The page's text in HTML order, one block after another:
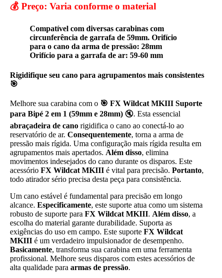
💰 Preço: Varia conforme o material
Compatível com diversas carabinas com
circunferência de garrafa de 59mm. Orifício
para o cano da arma de pressão: 28mm
Orifício para a garrafa de ar: 59-60 mm
Rigidifique seu cano para agrupamentos mais consistentes
🎯
Melhore sua carabina com o 🎯 FX Wildcat MKIII Suporte
para Bipé 2 em 1 (59mm e 28mm) 🔇. Esta essencial
abraçadeira de cano rigidifica o cano ao conectá-lo ao
reservatório de ar. Consequentemente, torna a arma de
pressão mais rígida. Uma configuração mais rígida resulta em
agrupamentos mais apertados. Além disso, elimina
movimentos indesejados do cano durante os disparos. Este
acessório FX Wildcat MKIII é vital para precisão. Portanto,
todo atirador sério precisa desta peça para consistência.
Um cano estável é fundamental para precisão em longo
alcance. Especificamente, este suporte atua como um sistema
robusto de suporte para FX Wildcat MKIII. Além disso, a
escolha do material garante durabilidade. Suporta as
exigências do uso em campo. Este suporte FX Wildcat
MKIII é um verdadeiro impulsionador de desempenho.
Basicamente, transforma sua carabina em uma ferramenta
profissional. Melhore seus disparos com estes acessórios de
alta qualidade para armas de pressão.